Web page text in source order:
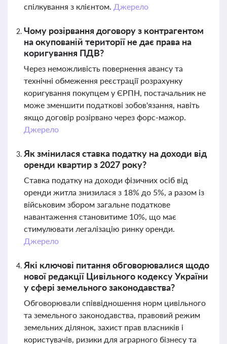
спілкування з клієнтом. Джерело
Чому розірвання договору з контрагентом
на окупованій території не дає права на
коригування ПДВ?
Через неможливість повернення авансу та
технічні обмеження реєстрації розрахунку
коригування покупцем у ЄРПН, постачальник не
може зменшити податкові зобов'язання, навіть
якщо договір розірвано через форс-мажор.
Джерело
Як змінилася ставка податку на доходи від
оренди квартир з 2027 року?
Ставка податку на доходи фізичних осіб від
оренди житла знизилася з 18% до 5%, а разом із
військовим збором загальне податкове
навантаження становитиме 10%, що має
стимулювати легалізацію ринку оренди.
Джерело
Які ключові питання обговорювалися щодо
нової редакції Цивільного кодексу України
у сфері земельного законодавства?
Обговорювали співвідношення норм цивільного
та земельного законодавства, правовий режим
земельних ділянок, захист прав власників і
користувачів, ризики для аграрного бізнесу та